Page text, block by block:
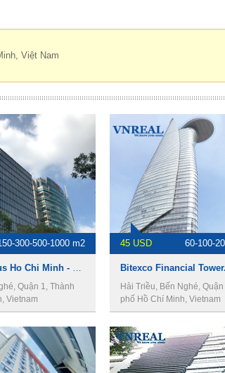
Việt Nam
300-500-1000 m2
Quận 1, Thành
Vietnam
45 USD 60-100-
Bitexco Financial Tower.
Hải Triều, Bến Nghé,
phố Hồ Chí Minh, Vietnam